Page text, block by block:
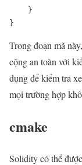
Trong đoạn mã
cộng an toàn với
dụng để kiểm tra
mọi trường hợp
cmake
Solidity có thể